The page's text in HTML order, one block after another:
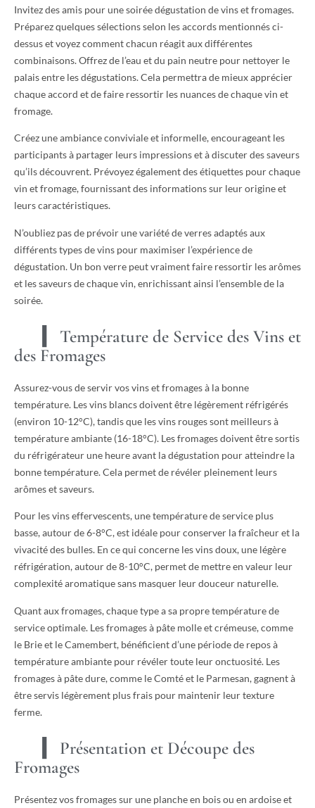
Invitez des amis pour une soirée dégustation de vins et fromages.
Préparez quelques sélections selon les accords mentionnés ci-
dessus et voyez comment chacun réagit aux différentes
combinaisons. Offrez de l’eau et du pain neutre pour nettoyer le
palais entre les dégustations. Cela permettra de mieux apprécier
chaque accord et de faire ressortir les nuances de chaque vin et
fromage.
Créez une ambiance conviviale et informelle, encourageant les
participants à partager leurs impressions et à discuter des saveurs
qu’ils découvrent. Prévoyez également des étiquettes pour chaque
vin et fromage, fournissant des informations sur leur origine et
leurs caractéristiques.
N’oubliez pas de prévoir une variété de verres adaptés aux
différents types de vins pour maximiser l’expérience de
dégustation. Un bon verre peut vraiment faire ressortir les arômes
et les saveurs de chaque vin, enrichissant ainsi l’ensemble de la
soirée.
Température de Service des Vins et
des Fromages
Assurez-vous de servir vos vins et fromages à la bonne
température. Les vins blancs doivent être légèrement réfrigérés
(environ 10-12°C), tandis que les vins rouges sont meilleurs à
température ambiante (16-18°C). Les fromages doivent être sortis
du réfrigérateur une heure avant la dégustation pour atteindre la
bonne température. Cela permet de révéler pleinement leurs
arômes et saveurs.
Pour les vins effervescents, une température de service plus
basse, autour de 6-8°C, est idéale pour conserver la fraîcheur et la
vivacité des bulles. En ce qui concerne les vins doux, une légère
réfrigération, autour de 8-10°C, permet de mettre en valeur leur
complexité aromatique sans masquer leur douceur naturelle.
Quant aux fromages, chaque type a sa propre température de
service optimale. Les fromages à pâte molle et crémeuse, comme
le Brie et le Camembert, bénéficient d’une période de repos à
température ambiante pour révéler toute leur onctuosité. Les
fromages à pâte dure, comme le Comté et le Parmesan, gagnent à
être servis légèrement plus frais pour maintenir leur texture
ferme.
Présentation et Découpe des
Fromages
Présentez vos fromages sur une planche en bois ou en ardoise et